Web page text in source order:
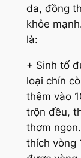
da, đồng
khỏe
là:
+ Sinh tố
loại chín
thêm vào
trộn đều,
thơm
thích vòng